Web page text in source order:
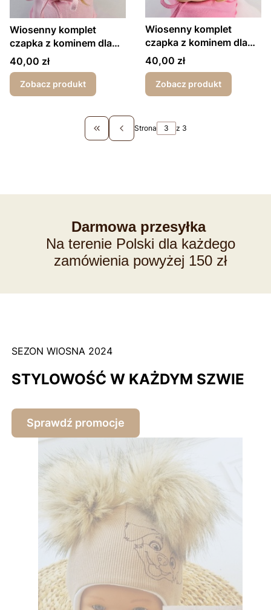
Wiosenny komplet
czapka z kominem dla
dziewczynki kwiatuszek
jasny róż
Cena
40,00 zł
Zobacz produkt
Wiosenny komplet
czapka z kominem dla
dziewczynki kwiatuszek
ciemny róż
Cena
40,00 zł
Zobacz produkt
Wróć do pierwszej strony z produktami
Strona z 3
Darmowa przesyłka
Na terenie Polski dla każdego
zamówienia powyżej 150 zł
SEZON WIOSNA 2024
STYLOWOŚĆ W KAŻDYM SZWIE
Sprawdź promocje